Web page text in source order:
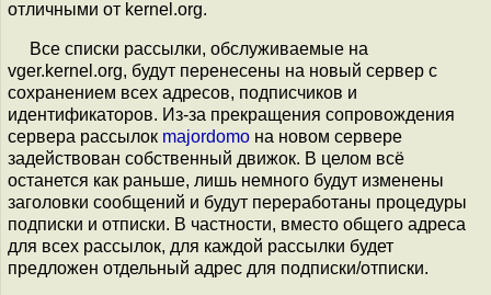
отличными от kernel.org.
Все списки рассылки, обслуживаемые на
vger.kernel.org, будут перенесены на новый сервер с
сохранением всех адресов, подписчиков и
идентификаторов. Из-за прекращения сопровождения
сервера рассылок majordomo на новом сервере
задействован собственный движок. В целом всё
останется как раньше, лишь немного будут изменены
заголовки сообщений и будут переработаны процедуры
подписки и отписки. В частности, вместо общего адреса
для всех рассылок, для каждой рассылки будет
предложен отдельный адрес для подписки/отписки.